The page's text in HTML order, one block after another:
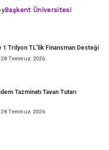
Başkent Üniversitesi
1 Trilyon TL’lik Finansman Desteği
Temmuz 2026
Tazminatı Tavan Tutarı
Temmuz 2026